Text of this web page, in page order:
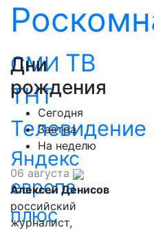
СМИ ТВ
ТНТ
Телевидение
Яндекс
европа
плюс
Дни
рождения
Сегодня
Завтра
На неделю
06 августа
Алексей Денисов
российский
журналист,